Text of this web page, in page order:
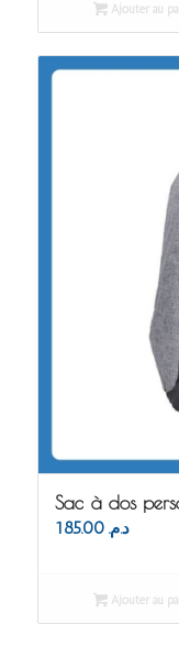
Ajouter au
Sac à dos
د.م. 185.00
Ajouter au